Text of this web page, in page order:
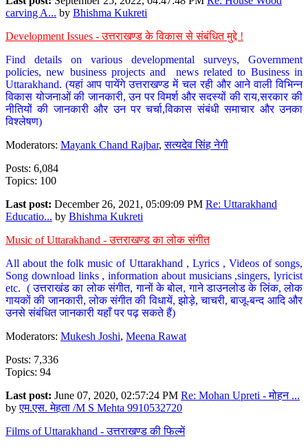
carving A... by Bhishma Kukreti
Development Issues - उत्तराखण्ड के विकास से संबंधित मुद्दे !
Find details on various developmental surveys, Government
policies, new business projects and news related to Business in
Uttarakhand. (यहां आप पायेंगे उत्तराखण्ड में चल रही और आने वाली विभिन्न
विकास योजनाओं की जानकारी, उन पर विमर्श और सदस्यों की राय,सरकार की
नीतियों की जानकारी और उन पर चर्चा,विकास संबंधी समाचार और उनका
विश्लेषण)
Moderators: Mayank Chand Rajbar,सत्यदेव सिंह नेगी
Posts: 6,084
Topics: 100
Last post: December 26, 2021, 05:09:09 PM Re: Uttarakhand
Educatio... by Bhishma Kukreti
Music of Uttarakhand - उत्तराखण्ड का लोक संगीत
All about the folk music of Uttarakhand , Lyrics , Videos of songs,
Song download links , information about musicians ,singers, lyricist
etc. ( उत्तराखंड का लोक संगीत, गानों के बोल, गाने डाउनलोड के लिंक, लोक
गायकों की जानकारी, लोक संगीत की विधायें, झोड़े, चाचरी, बाजू-बन्द आदि और
उनसे संबंधित जानकारी यहाँ पर पढ़ सकते हैं)
Moderators: Mukesh Joshi, Meena Rawat
Posts: 7,336
Topics: 94
Last post: June 07, 2020, 02:57:24 PM Re: Mohan Upreti - मोहन ...
byएम.एस. मेहता /M S Mehta 9910532720
Films of Uttarakhand - उत्तराखण्ड की फिल्में